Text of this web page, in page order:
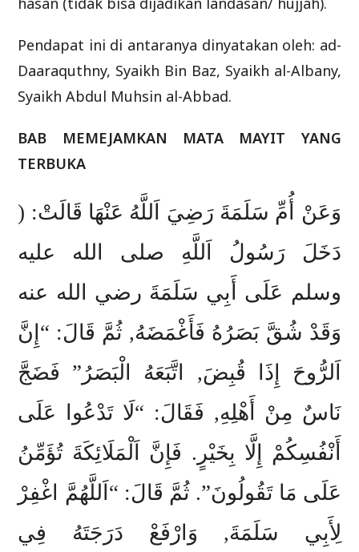
Pendapat ini di antaranya dinyatakan oleh: ad-
Daaraquthny, Syaikh Bin Baz, Syaikh al-Albany,
Syaikh Abdul Muhsin al-Abbad.
BAB MEMEJAMKAN MATA MAYIT YANG
TERBUKA
وَعَنْ أُمِّ سَلَمَةَ رَضِيَ اَللَّهُ عَنْهَا قَالَتْ: (
دَخَلَ رَسُولُ اَللَّهِ صلى الله عليه
وسلم عَلَى أَبِي سَلَمَةَ رضي الله عنه
وَقَدْ شُقَّ بَصَرُهُ فَأَغْمَضَهُ, ثُمَّ قَالَ: “إِنَّ
اَلرُّوحَ إِذَا قُبِضَ, اتَّبَعَهُ الْبَصَرُ” فَضَجَّ
نَاسٌ مِنْ أَهْلِهِ, فَقَالَ: “لَا تَدْعُوا عَلَى
أَنْفُسِكُمْ إِلَّا بِخَيْرٍ. فَإِنَّ اَلْمَلَائِكَةَ تُؤَمِّنُ
عَلَى مَا تَقُولُونَ”. ثُمَّ قَالَ: “اَللَّهُمَّ اغْفِرْ
لِأَبِي سَلَمَةَ, وَارْفَعْ دَرَجَتَهُ فِي